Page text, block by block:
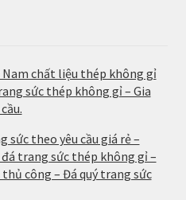
chất liệu thép không gỉ
sức thép không gỉ – Gia
sức theo yêu cầu giá rẻ –
trang sức thép không gỉ –
công – Đá quý trang sức